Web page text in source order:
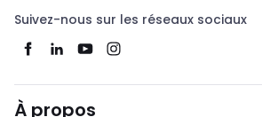
Suivez-nous sur les réseaux sociaux
À propos